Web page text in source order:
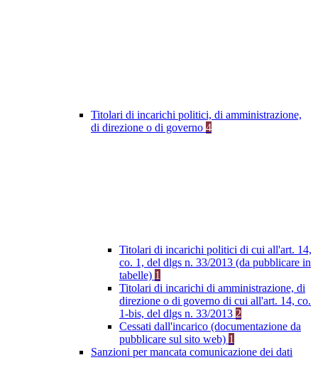
Titolari di incarichi politici, di amministrazione,
di direzione o di governo 4
Titolari di incarichi politici di cui all'art. 14,
co. 1, del dlgs n. 33/2013 (da pubblicare in
tabelle) 1
Titolari di incarichi di amministrazione, di
direzione o di governo di cui all'art. 14, co.
1-bis, del dlgs n. 33/2013 2
Cessati dall'incarico (documentazione da
pubblicare sul sito web) 1
Sanzioni per mancata comunicazione dei dati